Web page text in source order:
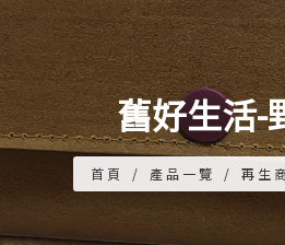
舊好生活-
首頁 / 產品一覽 / 再生